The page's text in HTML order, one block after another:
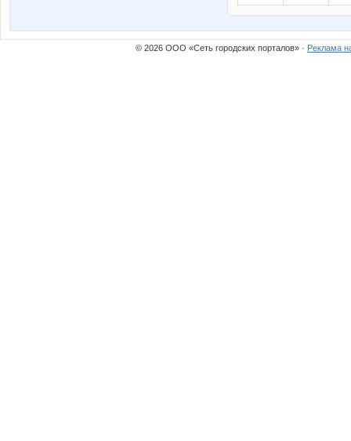
© 2026 ООО «Сеть городских порталов» · Реклама